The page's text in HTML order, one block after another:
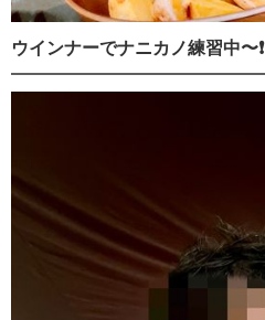
ウインナーでナニカノ練習中〜❗️